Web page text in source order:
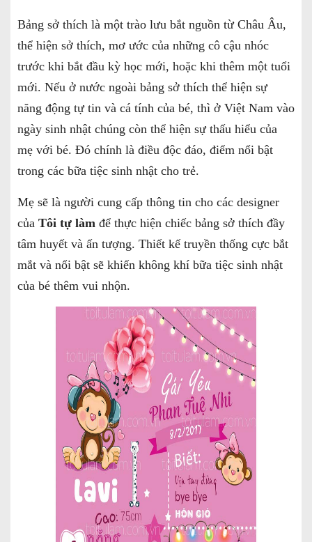
Bảng sở thích là một trào lưu bắt nguồn từ Châu Âu,
thể hiện sở thích, mơ ước của những cô cậu nhóc
trước khi bắt đầu kỳ học mới, hoặc khi thêm một tuổi
mới. Nếu ở nước ngoài bảng sở thích thể hiện sự
năng động tự tin và cá tính của bé, thì ở Việt Nam vào
ngày sinh nhật chúng còn thể hiện sự thấu hiểu của
mẹ với bé. Đó chính là điều độc đáo, điểm nổi bật
trong các bữa tiệc sinh nhật cho trẻ.
Mẹ sẽ là người cung cấp thông tin cho các designer
của Tôi tự làm để thực hiện chiếc bảng sở thích đầy
tâm huyết và ấn tượng. Thiết kế truyền thống cực bắt
mắt và nổi bật sẽ khiến không khí bữa tiệc sinh nhật
của bé thêm vui nhộn.